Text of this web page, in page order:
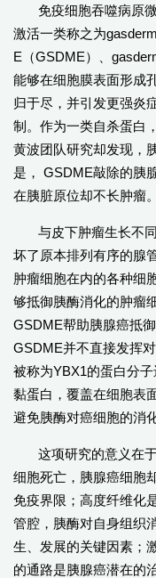
免疫细胞吞噬病原
激活一类称之为
E（GSDME）、
能够在细胞膜表面形成
归于尽，并引发更强炎
制。作为一类自杀蛋白
黄波团队研究却发现，
是， GSDME敲除的胰
在胰脏原位却不长肿瘤。
与皮下肿瘤生长不
坏了原本排列有序的腺
肿瘤细胞在内的各种细
够抵御胰酶消化的肿瘤
GSDME帮助胰腺癌抵
GSDME并不直接发挥
被称为YBX1的蛋白分
黏蛋白，覆盖在细胞表
避免胰酶对癌细胞的消化
这项研究的意义在
细胞死亡，胰腺癌细胞
免疫界限；高度纤维化
管腔，胰酶对自身组织
生、发展的关键因素；
的通路是胰腺癌潜在的